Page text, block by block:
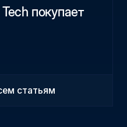
покупает
статьям